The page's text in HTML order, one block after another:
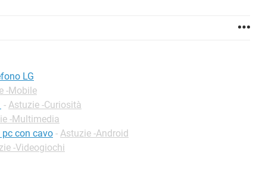
LG
-Mobile
- Astuzie -Curiosità
-Multimedia
con cavo - Astuzie -Android
-Videogiochi